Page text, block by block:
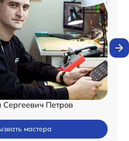
Петров
мастера